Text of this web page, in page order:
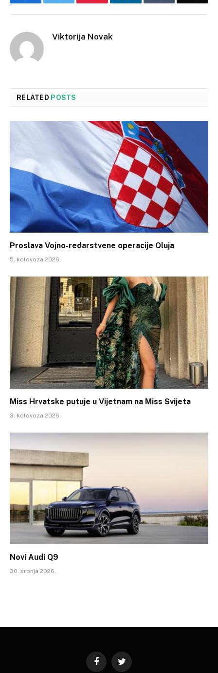
Viktorija Novak
RELATED POSTS
Proslava Vojno-redarstvene operacije Oluja
5. kolovoza 2026.
Miss Hrvatske putuje u Vijetnam na Miss Svijeta
3. kolovoza 2026.
Novi Audi Q9
30. srpnja 2026.
FacebookTwitter